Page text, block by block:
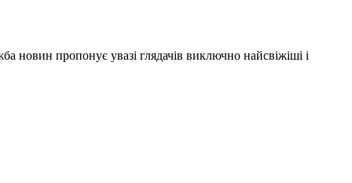
новин пропонує увазі глядачів виключно найсвіжіші і